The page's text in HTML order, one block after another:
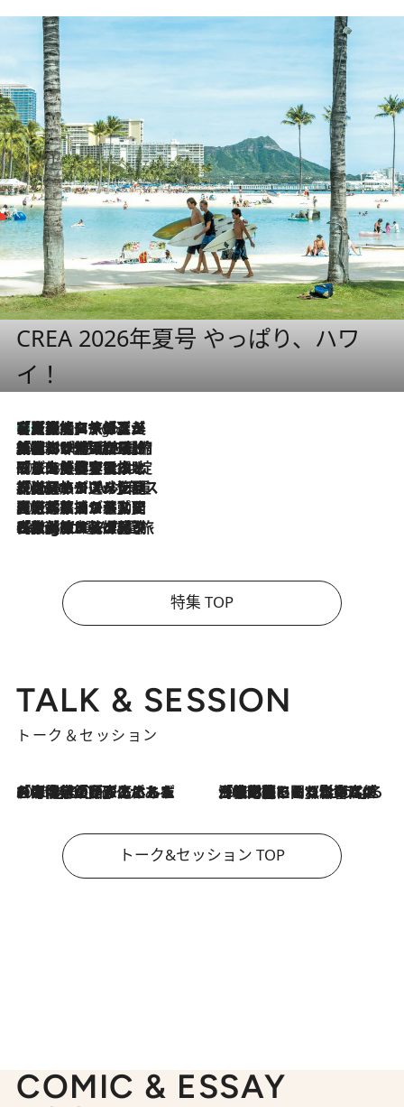
CREA 2026年夏号 やっぱり、ハワ
イ！
4 Hours Ago
【厳選旅コスメ】「多機能アイテムがメイン！」旅好き美容エディターが選んだ夏旅ベストコスメを発表【Mサイズジップ】
2026.8.6
「荷物が増えるほど旅ストレスは増す」美容ジャーナリストがたどり着いた最終結論。“化粧品を劇的に減らす”感動の凝縮美容とは
2026.8.6
「旅先には金髪ウィッグを持参」日本と同じメイクでは損してる!? 美容ジャーナリストが提案する“掟破りの旅美容”とは
2026.8.6
【厳選旅コスメ】「身軽さ＆UV対策重視！」ヘアアーティストshucoが選んだ夏旅ベストコスメを発表【Mサイズジップ】
2026.8.5
【厳選旅コスメ】国内をあちこち移動する河井菜摘が選んだ夏旅ベストコスメ発表！「リラックスアイテムはマスト」【Mサイズジップ】
2026.8.4
【厳選旅コスメ】「紫外線＆乾燥対策しながらメイク感も！」ヘア＆メイクGeorgeが選んだ夏旅ベストコスメを発表！【Mサイズジップ】
特集 TOP
TALK & SESSION
トーク＆セッション
2026.8.3
「今後値上げがあるとすれば…」「リスクがあるのは今年の冬」エネルギー専門家が語る、ホルムズ海峡封鎖が家庭にもたらす“ある心配” 2026.8.3
「住宅建てられない…」「サーチャージ料の高値が続いている」ホルムズ海峡封鎖による影響はいつまで続く？《エネルギー専門家に聞く“どうなる日本の暮らし”》
トーク&セッション TOP
COMIC & ESSAY